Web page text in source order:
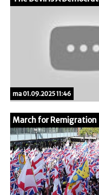
ma 01.09.2025 11:46
March for Remigration